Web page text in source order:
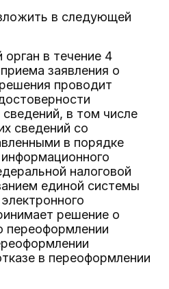
в следующей
в течение 4
заявления о
проводит
в том числе
сведений со
в порядке
налоговой
единой системы
решение о
переоформлении
в переоформлении